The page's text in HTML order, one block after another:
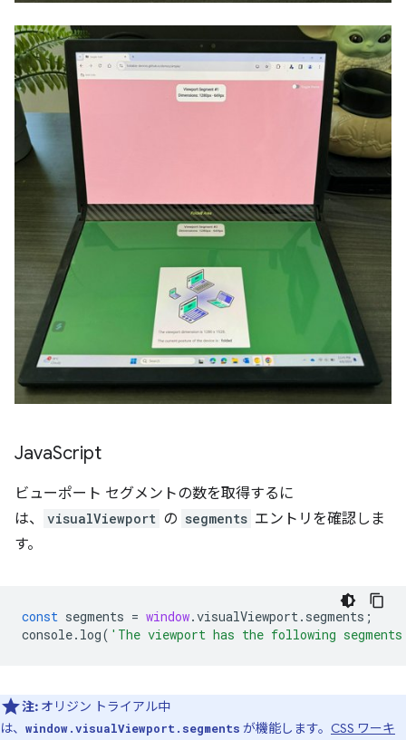
JavaScript
ビューポート セグメントの数を取得するに
は、
visualViewport の segments エントリを確認しま
す。
const segments = window.visualViewport . segments ;
console. log( 'The viewport has the following
注: オリジン トライアル中
は、 window.visualViewport.segments が機能します。 CSS ワーキ